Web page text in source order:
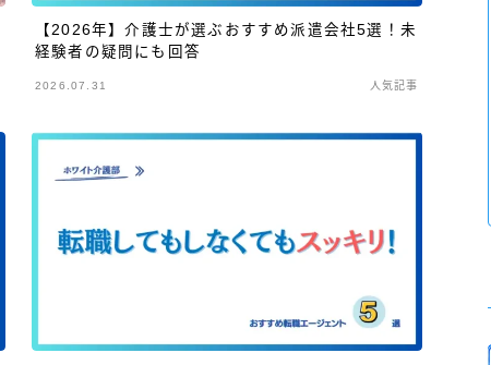
【2026年】介護士が選ぶおすすめ派遣会社5選！未
経験者の疑問にも回答
2026.07.31 人気記事